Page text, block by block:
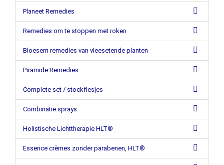
Planeet Remedies
Remedies om te stoppen met roken
Bloesem remedies van vleesetende planten
Piramide Remedies
Complete set / stockflesjes
Combinatie sprays
Holistische Lichttherapie HLT®
Essence crèmes zonder parabenen, HLT®